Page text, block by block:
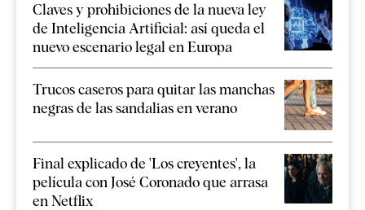
Claves y prohibiciones de la nueva ley
de Inteligencia Artificial: así queda el
nuevo escenario legal en Europa
Trucos caseros para quitar las manchas
negras de las sandalias en verano
Final explicado de 'Los creyentes', la
película con José Coronado que arrasa
en Netflix